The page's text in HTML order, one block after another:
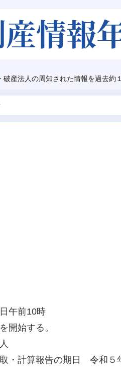
破産法人の周知された情報を過去約
午前10時
始する。
・計算報告の期日 令和５